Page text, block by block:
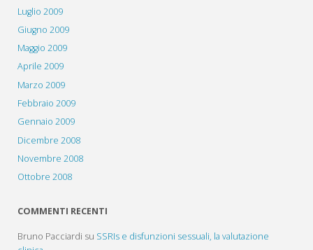
Luglio 2009
Giugno 2009
Maggio 2009
Aprile 2009
Marzo 2009
Febbraio 2009
Gennaio 2009
Dicembre 2008
Novembre 2008
Ottobre 2008
COMMENTI RECENTI
Bruno Pacciardi su SSRIs e disfunzioni sessuali, la valutazione